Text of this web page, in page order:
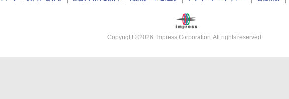
Copyright ©2026 Impress Corporation. All rights reserved.